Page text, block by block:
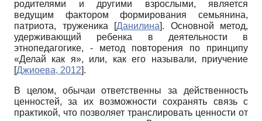
родителями и другими взрослыми, является
ведущим фактором формирования семьянина,
патриота, труженика
[Данилина]. Основной метод,
удерживающий ребенка в деятельности в
этнопедагогике, - метод повторения по принципу
«Делай как я», или, как его называли, приучение
[Джиоева, 2012].
В целом, обычаи ответственны за действенность
ценностей, за их возможности сохранять связь с
практикой, что позволяет транслировать ценности от